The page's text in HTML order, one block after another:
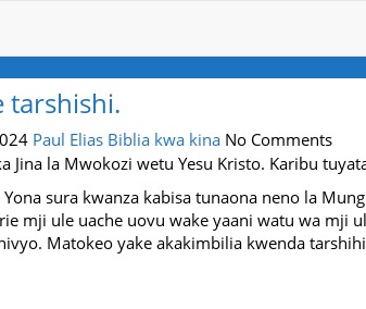
tarshishi.
Paul Elias Biblia kwa kina No Comments
Jina la Mwokozi wetu Yesu Kristo. Karibu
sura kwanza kabisa tunaona neno la
mji ule uache uovu wake yaani watu wa mji
Matokeo yake akakimbilia kwenda